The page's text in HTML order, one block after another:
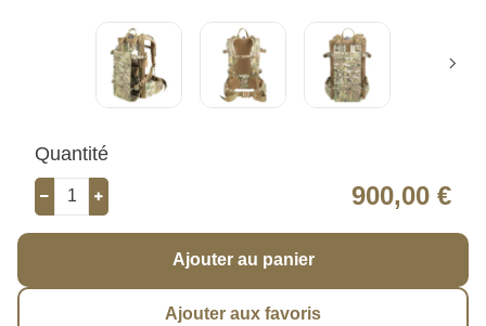
Quantité
900,00 €
Ajouter au panier
Ajouter aux favoris